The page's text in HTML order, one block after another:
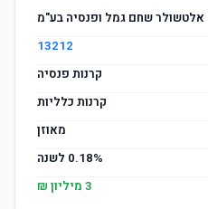
אלטשולר שחם גמל ופנסיה בע"מ
13212
קרנות פנסיה
קרנות כלליות
מאוזן
0.18% לשנה
3 מיליון ₪